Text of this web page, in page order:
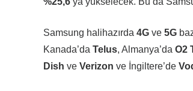
Samsung halihazırda 4G ve 5G
Kanada’da Telus, Almanya’da O2
Dish ve Verizon ve İngiltere’de